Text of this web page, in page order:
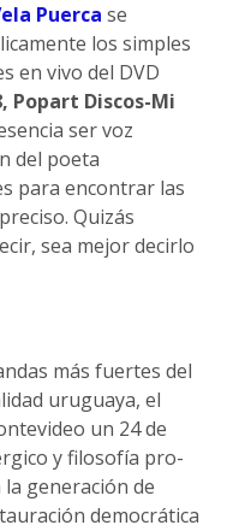
Puerca se
los simples
en vivo del DVD
Popart Discos-Mi
ser voz
del poeta
para encontrar las
Quizás
sea mejor decirlo
más fuertes del
uruguaya, el
un 24 de
y filosofía pro-
generación de
democrática